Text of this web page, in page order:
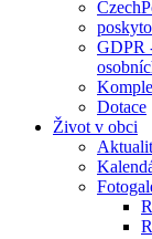
GDPR
Dotace
Život v obci